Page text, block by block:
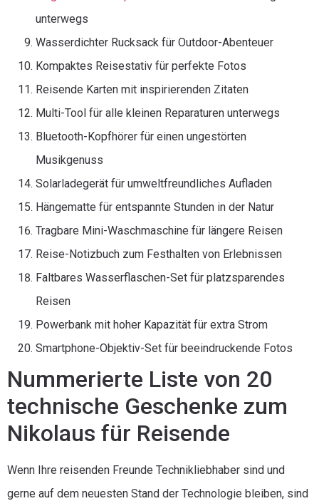
unterwegs
Wasserdichter Rucksack für Outdoor-Abenteuer
Kompaktes Reisestativ für perfekte Fotos
Reisende Karten mit inspirierenden Zitaten
Multi-Tool für alle kleinen Reparaturen unterwegs
Bluetooth-Kopfhörer für einen ungestörten
Musikgenuss
Solarladegerät für umweltfreundliches Aufladen
Hängematte für entspannte Stunden in der Natur
Tragbare Mini-Waschmaschine für längere Reisen
Reise-Notizbuch zum Festhalten von Erlebnissen
Faltbares Wasserflaschen-Set für platzsparendes
Reisen
Powerbank mit hoher Kapazität für extra Strom
Smartphone-Objektiv-Set für beeindruckende Fotos
Nummerierte Liste von 20
technische Geschenke zum
Nikolaus für Reisende
Wenn Ihre reisenden Freunde Technikliebhaber sind und
gerne auf dem neuesten Stand der Technologie bleiben, sind